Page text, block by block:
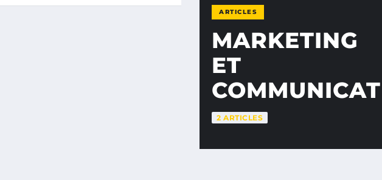
ARTICLES
MARKETING
ET
2 ARTICLES